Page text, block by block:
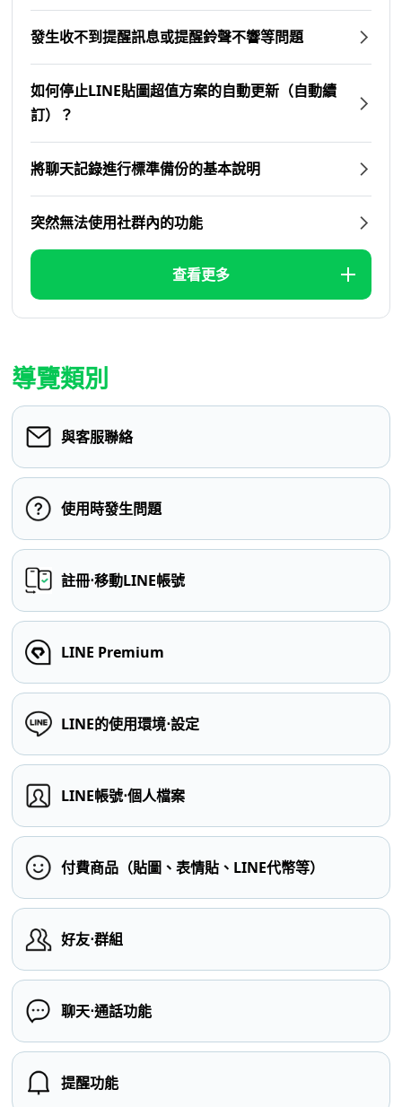
發生收不到提醒訊息或提醒鈴聲不響等問題
如何停止LINE貼圖超值方案的自動更新（自動續
訂）？
將聊天記錄進行標準備份的基本說明
突然無法使用社群內的功能
查看更多
導覽類別
與客服聯絡
使用時發生問題
註冊⋅移動LINE帳號
LINE Premium
LINE的使用環境⋅設定
LINE帳號⋅個人檔案
付費商品（貼圖、表情貼、LINE代幣等）
好友⋅群組
聊天⋅通話功能
提醒功能